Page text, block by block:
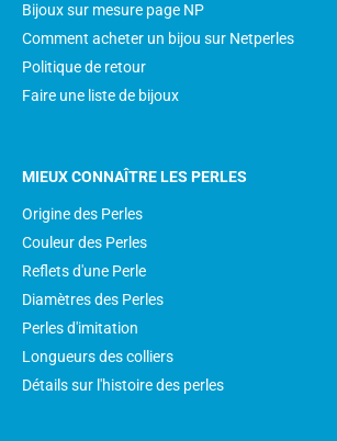
Bijoux sur mesure page NP
Comment acheter un bijou sur Netperles
Politique de retour
Faire une liste de bijoux
MIEUX CONNAÎTRE LES PERLES
Origine des Perles
Couleur des Perles
Reflets d'une Perle
Diamètres des Perles
Perles d'imitation
Longueurs des colliers
Détails sur l'histoire des perles